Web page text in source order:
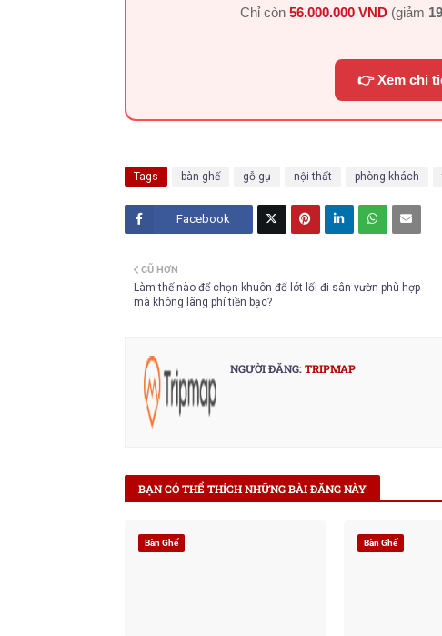
Chỉ còn56.000.000 VND (giảm
👉 Xem chi
Tags bàn ghế gỗ gụ nội thất phòng khách
Facebook
CŨ HƠN
Làm thế nào để chọn khuôn đổ lót lối đi sân vườn phù hợp
mà không lãng phí tiền bạc?
NGƯỜI ĐĂNG:TRIPMAP
BẠN CÓ THỂ THÍCH NHỮNG BÀI ĐĂNG NÀY
Bàn Ghế Bàn Ghế